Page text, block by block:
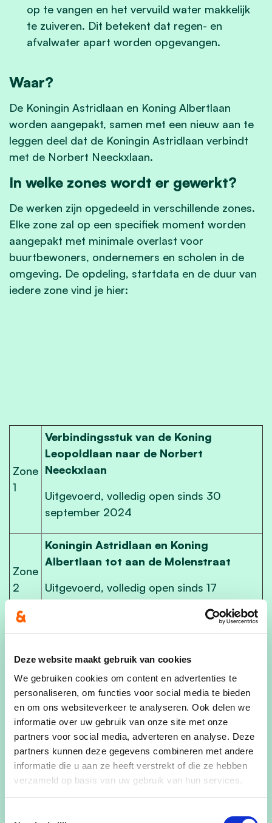
Deze website maakt gebruik van cookies
We gebruiken cookies om content en advertenties te
personaliseren, om functies voor social media te bieden
en om ons websiteverkeer te analyseren. Ook delen we
informatie over uw gebruik van onze site met onze
partners voor social media, adverteren en analyse. Deze
partners kunnen deze gegevens combineren met andere
informatie die u aan ze heeft verstrekt of die ze hebben
verzameld op basis van uw gebruik van hun services.
op te vangen en het vervuild water makkelijk
te zuiveren. Dit betekent dat regen- en
afvalwater apart worden opgevangen.
Waar?
De Koningin Astridlaan en Koning Albertlaan
worden aangepakt, samen met een nieuw aan te
leggen deel dat de Koningin Astridlaan verbindt
met de Norbert Neeckxlaan.
In welke zones wordt er gewerkt?
De werken zijn opgedeeld in verschillende zones.
Elke zone zal op een specifiek moment worden
aangepakt met minimale overlast voor
buurtbewoners, ondernemers en scholen in de
omgeving. De opdeling, startdata en de duur van
iedere zone vind je hier:
Zone
1
Verbindingsstuk van de Koning
Leopoldlaan naar de Norbert
Neeckxlaan
Uitgevoerd, volledig open sinds 30
september 2024
Zone
2
Koningin Astridlaan en Koning
Albertlaan tot aan de Molenstraat
Uitgevoerd, volledig open sinds 17
november 2024
Koning Albertlaan (vanaf de
Molenstraat) tot en met het kruispunt
aan de Kapelstraat
Uitgevoerd, volledig open sinds 21 maart
2025
Hoe ziet het ontwerp eruit?
De plannen zijn definitief. Er is gekozen voor: